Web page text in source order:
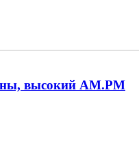
высокий AM.PM